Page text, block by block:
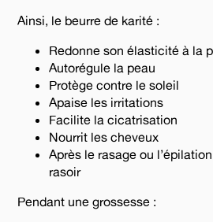
Ainsi, le beurre de karité :
Redonne son élasticité à la
Autorégule la peau
Protège contre le soleil
Apaise les irritations
Facilite la cicatrisation
Nourrit les cheveux
Après le rasage ou
rasoir
Pendant une grossesse :